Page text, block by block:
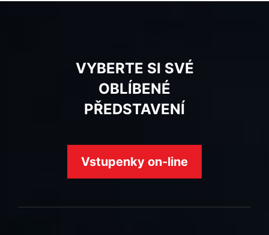
VYBERTE SI SVÉ
OBLÍBENÉ
PŘEDSTAVENÍ
Vstupenky on-line